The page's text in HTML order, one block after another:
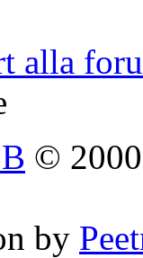
alla
©
by